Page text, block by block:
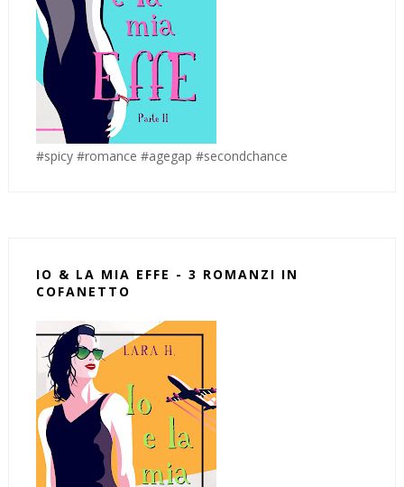
#spicy #romance #agegap #secondchance
IO & LA MIA EFFE - 3 ROMANZI IN
COFANETTO